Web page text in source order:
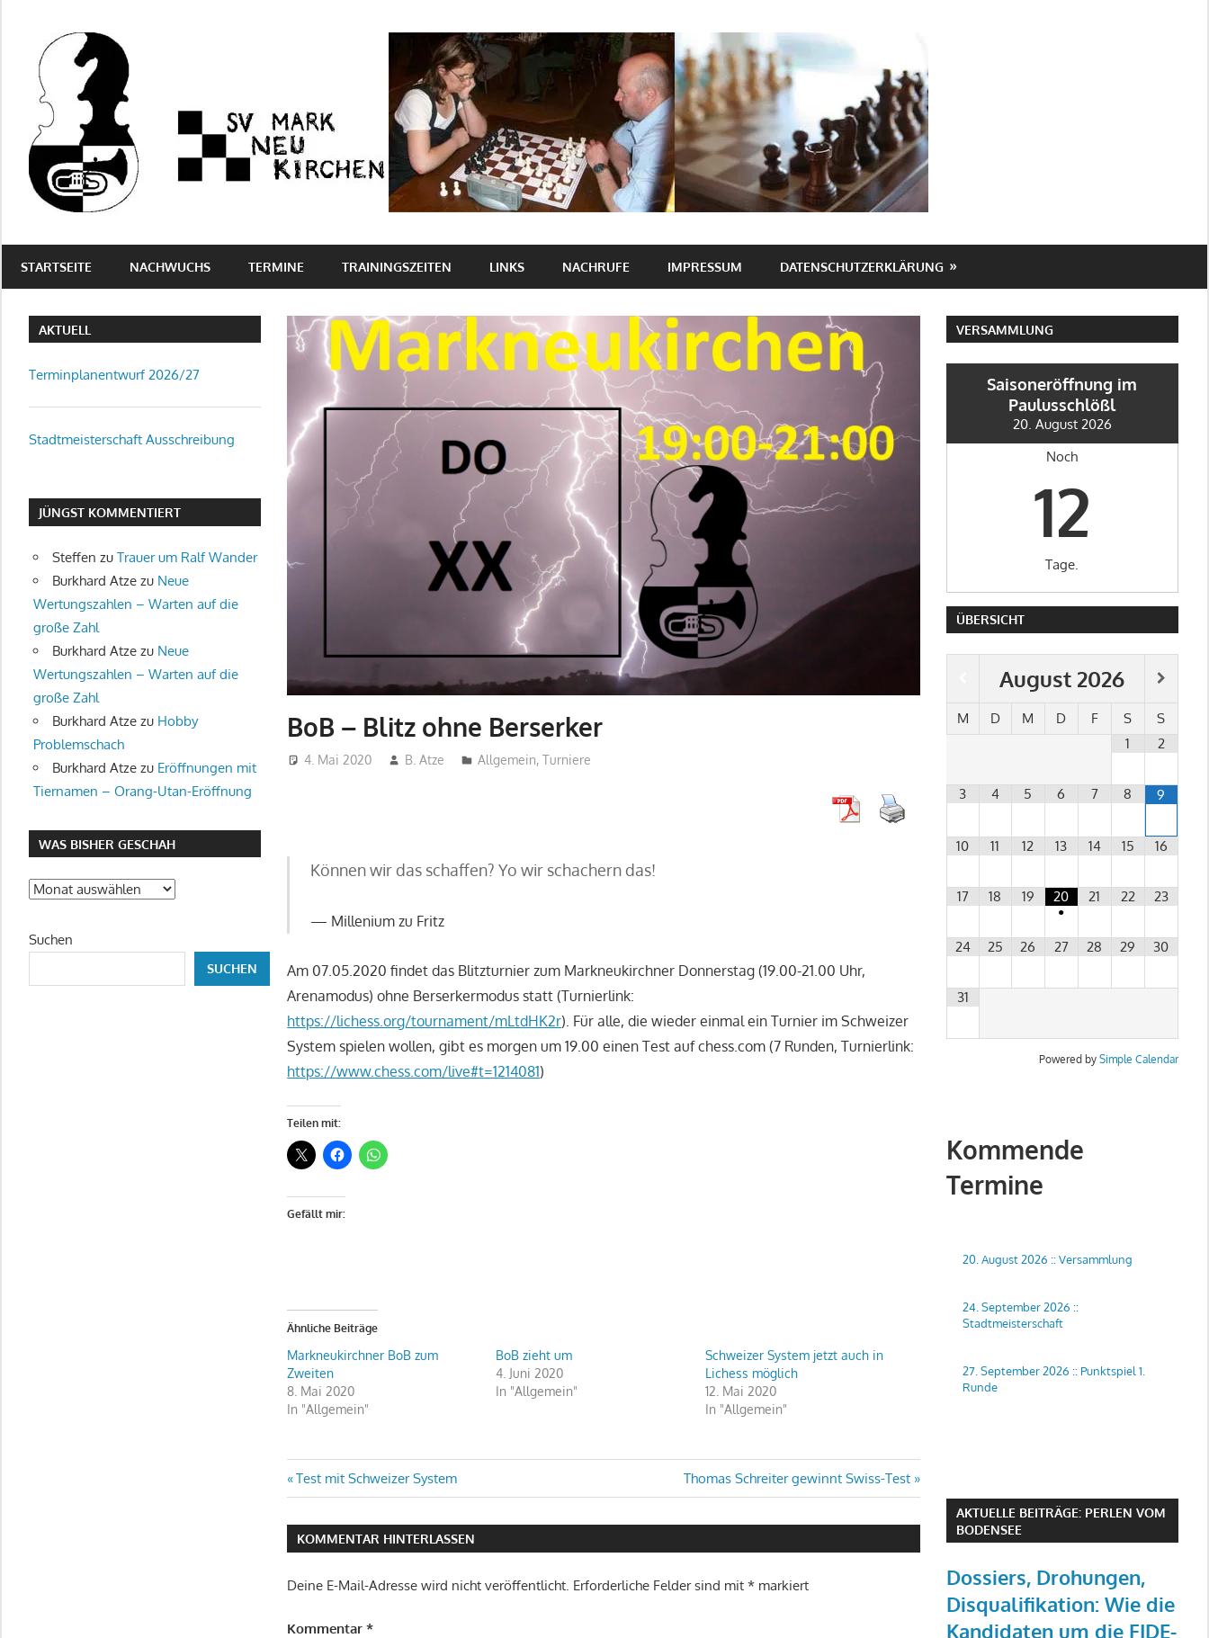
springen
der
Markneukirchen
–
Berichte,
STARTSEITE NACHWUCHS TERMINE TRAININGSZEITEN LINKS NACHRUFE IMPRESSUM DATENSCHUTZERKLÄRUNG
BoB – Blitz ohne Berserker
4. Mai 2020 B. Atze Allgemein, Turniere
Können wir das schaffen? Yo wir schachern das!
Millenium zu Fritz
Am 07.05.2020 findet das Blitzturnier zum Markneukirchner Donnerstag (19.00-21.00 Uhr,
Arenamodus) ohne Berserkermodus statt (Turnierlink:
https://lichess.org/tournament/mLtdHK2r). Für alle, die wieder einmal ein Turnier im Schweizer
System spielen wollen, gibt es morgen um 19.00 einen Test auf chess.com (7 Runden, Turnierlink:
https://www.chess.com/live#t=1214081)
Teilen mit:
Gefällt mir:
Ähnliche Beiträge
Markneukirchner BoB zum
Zweiten
8. Mai 2020
In "Allgemein"
BoB zieht um
4. Juni 2020
In "Allgemein"
Schweizer System jetzt auch in
Lichess möglich
12. Mai 2020
In "Allgemein"
Beitragsnavigation
Vorheriger
Beitrag:
Test mit Schweizer System
Nächster
Beitrag:
Thomas Schreiter gewinnt Swiss-Test
KOMMENTAR HINTERLASSEN
Deine E-Mail-Adresse wird nicht veröffentlicht. Erforderliche Felder sind mit* markiert
Kommentar*
AKTUELL
Terminplanentwurf 2026/27
Stadtmeisterschaft Ausschreibung
JÜNGST KOMMENTIERT
Steffen zu Trauer um Ralf Wander
Burkhard Atzezu Neue
Wertungszahlen – Warten auf die
große Zahl
Burkhard Atzezu Neue
Wertungszahlen – Warten auf die
große Zahl
Burkhard Atzezu Hobby
Problemschach
Burkhard Atzezu Eröffnungen mit
Tiernamen – Orang-Utan-Eröffnung
WAS BISHER GESCHAH
Was
geschah
Suchen
SUCHEN
VERSAMMLUNG
Saisoneröffnung im
Paulusschlößl
20. August 2026
Noch
12
Tage.
ÜBERSICHT
August 2026
M D M D F S
S
1
2
3 4 5 6 7 8 9
10 11 12 13 14 15 16
17 18 19
20
•
21 22 23
24 25 26 27 28 29 30
31
Powered by Simple Calendar
Kommende
Termine
20. August 2026 ::Versammlung
24. September 2026 ::
Stadtmeisterschaft
27. September 2026 :: Punktspiel 1.
Runde
AKTUELLE BEITRÄGE: PERLEN VOM
BODENSEE
Dossiers, Drohungen,
Disqualifikation: Wie die
Kandidaten um die FIDE-